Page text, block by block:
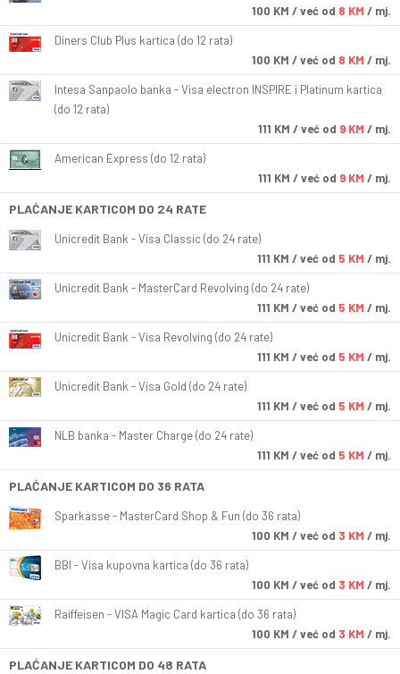
100 KM / već od 8 KM / mj.
Diners Club Plus kartica (do 12 rata)
100 KM / već od 8 KM / mj.
Intesa Sanpaolo banka - Visa electron INSPIRE i Platinum kartica
(do 12 rata)
111 KM / već od 9 KM / mj.
American Express (do 12 rata)
111 KM / već od 9 KM / mj.
PLAĆANJE KARTICOM DO 24 RATE
Unicredit Bank - Visa Classic (do 24 rate)
111 KM / već od 5 KM / mj.
Unicredit Bank - MasterCard Revolving (do 24 rate)
111 KM / već od 5 KM / mj.
Unicredit Bank - Visa Revolving (do 24 rate)
111 KM / već od 5 KM / mj.
Unicredit Bank - Visa Gold (do 24 rate)
111 KM / već od 5 KM / mj.
NLB banka - Master Charge (do 24 rate)
111 KM / već od 5 KM / mj.
PLAĆANJE KARTICOM DO 36 RATA
Sparkasse - MasterCard Shop & Fun (do 36 rata)
100 KM / već od 3 KM / mj.
BBI - Visa kupovna kartica (do 36 rata)
100 KM / već od 3 KM / mj.
Raiffeisen - VISA Magic Card kartica (do 36 rata)
100 KM / već od 3 KM / mj.
PLAĆANJE KARTICOM DO 48 RATA